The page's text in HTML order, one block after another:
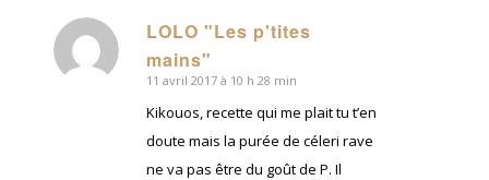
LOLO "Les p'tites
mains"
dit
:
11 avril 2017 à 10 h 28 min
Kikouos, recette qui me plait tu t’en
doute mais la purée de céleri rave
ne va pas être du goût de P. Il